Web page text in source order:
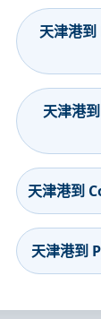
天津港
天津港
天津港到
天津港到